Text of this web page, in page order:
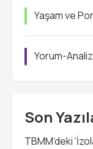
Yaşam ve
Yorum-Analiz
Son
TBMM’deki